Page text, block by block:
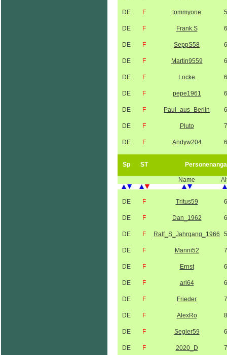
DE F tommyone
DE F Frank.S
DE F SeppS58
DE F Martin9559
DE F Locke
DE F pepe1961
DE F Paul_aus_Berlin
DE F Pluto
DE F Andyw204
Sp ST
Name
DE F Tritus59
DE F Dan_1962
DE F Ralf_S_Jahrgang_1966
DE F Manni52
DE F Ernst
DE F ari64
DE F Frieder
DE F AlexRo
DE F Segler59
DE F 2020_D